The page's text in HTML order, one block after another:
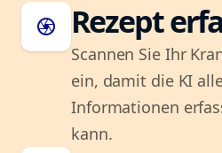
camera Rezept
Scannen Sie Ihr
ein, damit die KI
Informationen
kann.